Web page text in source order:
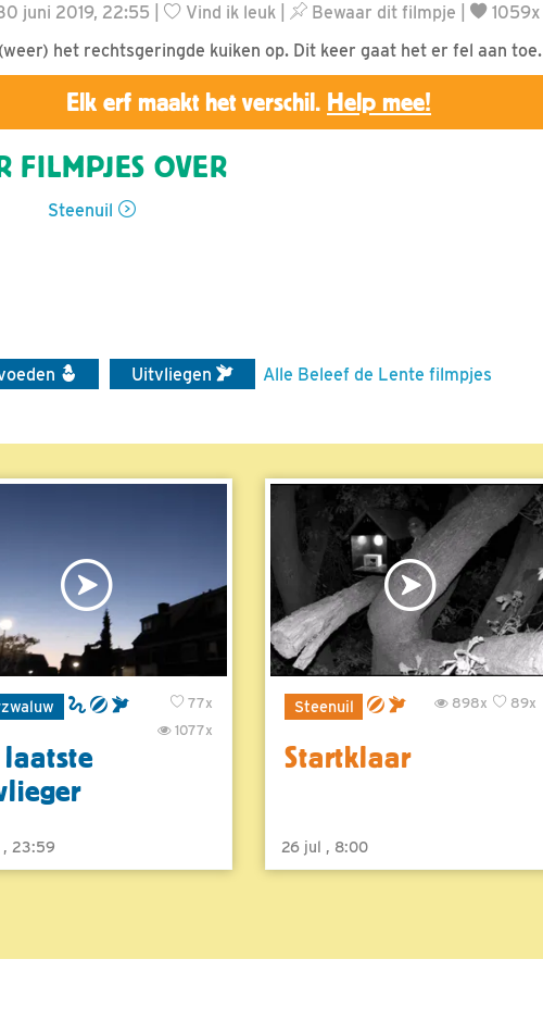
juni 2019, 22:55 | Vind ik leuk Bewaar dit filmpje
1059x
het rechtsgeringde kuiken op. Dit keer gaat het er fel aan toe.
Elk erf maakt het verschil. Help mee!
FILMPJES OVER
Steenuil
Uitvliegen Alle Beleef de Lente filmpjes
77x
1077x
laatste
, 23:59
Steenuil 89x
898x
Startklaar
26 jul , 8:00